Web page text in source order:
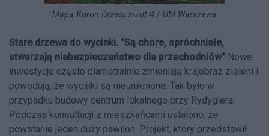
Mapa Koron Drzew, zrzut 4 / UM Warszawa
Stare drzewa do wycinki. "Są chore, spróchniałe,
stwarzają niebezpieczeństwo dla przechodniów" Nowe
inwestycje często diametralnie zmieniają krajobraz zieleni i
powodują, że wycinki są nieuniknione. Tak było w
przypadku budowy centrum lokalnego przy Rydygiera.
Podczas konsultacji z mieszkańcami ustalono, że
powstanie jeden duży pawilon. Projekt, który przedstawił